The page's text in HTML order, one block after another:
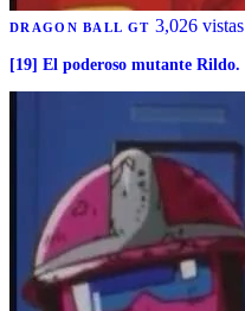
DRAGON BALL GT 3,026 vistas
[19] El poderoso mutante Rildo.